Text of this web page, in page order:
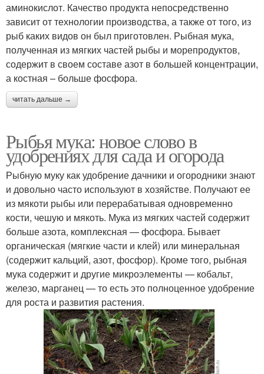
аминокислот. Качество продукта непосредственно
зависит от технологии производства, а также от того, из
рыб каких видов он был приготовлен. Рыбная мука,
полученная из мягких частей рыбы и морепродуктов,
содержит в своем составе азот в большей концентрации,
а костная – больше фосфора.
читать дальше →
Рыбья мука: новое слово в
удобрениях для сада и огорода
Рыбную муку как удобрение дачники и огородники знают
и довольно часто используют в хозяйстве. Получают ее
из мякоти рыбы или перерабатывая одновременно
кости, чешую и мякоть. Мука из мягких частей содержит
больше азота, комплексная — фосфора. Бывает
органическая (мягкие части и клей) или минеральная
(содержит кальций, азот, фосфор). Кроме того, рыбная
мука содержит и другие микроэлементы — кобальт,
железо, марганец — то есть это полноценное удобрение
для роста и развития растения.